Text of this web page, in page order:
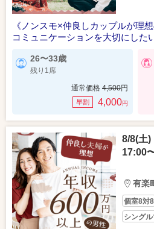
《ノンスモ×仲良しカップルが理想
コミュニケーションを大切にした
26〜33歳
残り1席
通常価格 4,500円
早割 4,000円
8/8(土)
17:00
有楽
個室8対8
シング